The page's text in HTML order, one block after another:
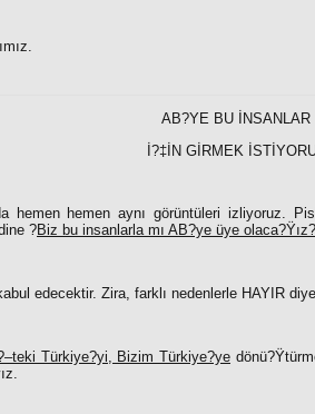
AB?YE BU İNSANLAR
İ?‡İN GİRMEK
hemen hemen aynı görüntüleri izliyoruz.
?Biz bu insanlarla mı AB?ye üye
edecektir. Zira, farklı nedenlerle HAYIR
Türkiye?yi, Bizim Türkiye?ye